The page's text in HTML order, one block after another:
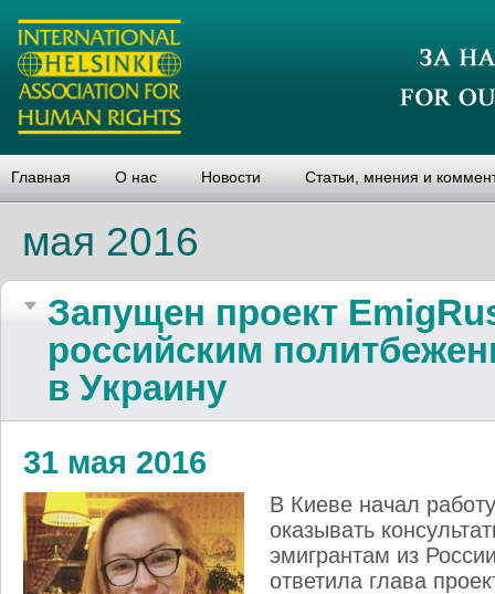
Главная О нас Новости Статьи, мнения и
мая 2016
Запущен проект
российским
в Украину
31 мая 2016
В Киеве начал
оказывать
эмигрантам из
ответила глава